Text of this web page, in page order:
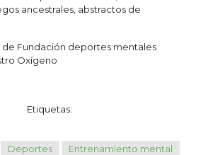
ancestrales, abstractos de
Fundación deportes mentales
Oxígeno
Etiquetas:
Deportes
Entrenamiento mental